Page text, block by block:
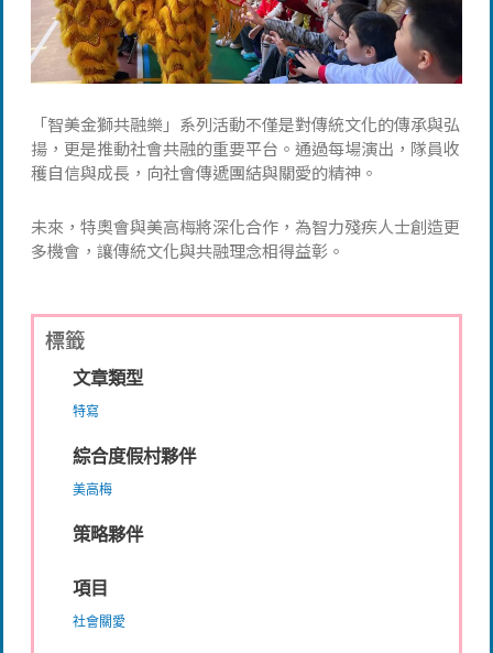
「智美金獅共融樂」系列活動不僅是對傳統文化的傳承與弘
揚，更是推動社會共融的重要平台。通過每場演出，隊員收
穫自信與成長，向社會傳遞團結與關愛的精神。
未來，特奧會與美高梅將深化合作，為智力殘疾人士創造更
多機會，讓傳統文化與共融理念相得益彰。
標籤
文章類型
特寫
綜合度假村夥伴
美高梅
策略夥伴
項目
社會關愛